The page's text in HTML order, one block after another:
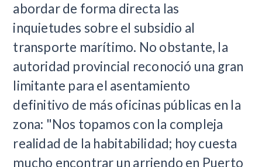
abordar de forma directa las
inquietudes sobre el subsidio al
transporte marítimo. No obstante, la
autoridad provincial reconoció una gran
limitante para el asentamiento
definitivo de más oficinas públicas en la
zona: "Nos topamos con la compleja
realidad de la habitabilidad; hoy cuesta
mucho encontrar un arriendo en Puerto